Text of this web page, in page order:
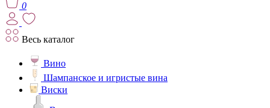
0
Весь каталог
Вино
Шампанское и игристые вина
Виски